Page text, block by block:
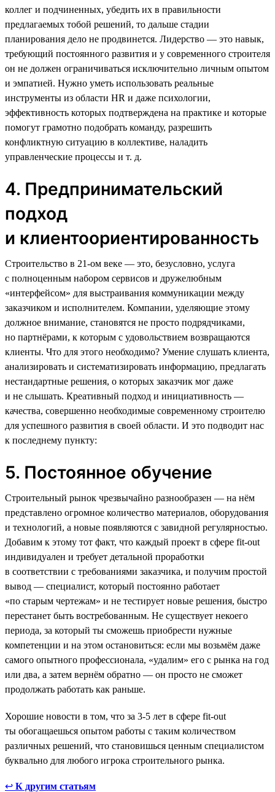
коллег и подчиненных, убедить их в правильности
предлагаемых тобой решений, то дальше стадии
планирования дело не продвинется. Лидерство — это навык,
требующий постоянного развития и у современного строителя
он не должен ограничиваться исключительно личным опытом
и эмпатией. Нужно уметь использовать реальные
инструменты из области HR и даже психологии,
эффективность которых подтверждена на практике и которые
помогут грамотно подобрать команду, разрешить
конфликтную ситуацию в коллективе, наладить
управленческие процессы и т. д.
4. Предпринимательский
подход
и клиентоориентированность
Строительство в 21-ом веке — это, безусловно, услуга
с полноценным набором сервисов и дружелюбным
«интерфейсом» для выстраивания коммуникации между
заказчиком и исполнителем. Компании, уделяющие этому
должное внимание, становятся не просто подрядчиками,
но партнёрами, к которым с удовольствием возвращаются
клиенты. Что для этого необходимо? Умение слушать клиента,
анализировать и систематизировать информацию, предлагать
нестандартные решения, о которых заказчик мог даже
и не слышать. Креативный подход и инициативность —
качества, совершенно необходимые современному строителю
для успешного развития в своей области. И это подводит нас
к последнему пункту:
5. Постоянное обучение
Строительный рынок чрезвычайно разнообразен — на нём
представлено огромное количество материалов, оборудования
и технологий, а новые появляются с завидной регулярностью.
Добавим к этому тот факт, что каждый проект в сфере fit-out
индивидуален и требует детальной проработки
в соответствии с требованиями заказчика, и получим простой
вывод — специалист, который постоянно работает
«по старым чертежам» и не тестирует новые решения, быстро
перестанет быть востребованным. Не существует некоего
периода, за который ты сможешь приобрести нужные
компетенции и на этом остановиться: если мы возьмём даже
самого опытного профессионала, «удалим» его с рынка на год
или два, а затем вернём обратно — он просто не сможет
продолжать работать как раньше.
Хорошие новости в том, что за 3-5 лет в сфере fit-out
ты обогащаешься опытом работы с таким количеством
различных решений, что становишься ценным специалистом
буквально для любого игрока строительного рынка.
↩ К другим статьям